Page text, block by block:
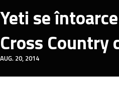
Yeti se
Cross Country
AUG. 20, 2014